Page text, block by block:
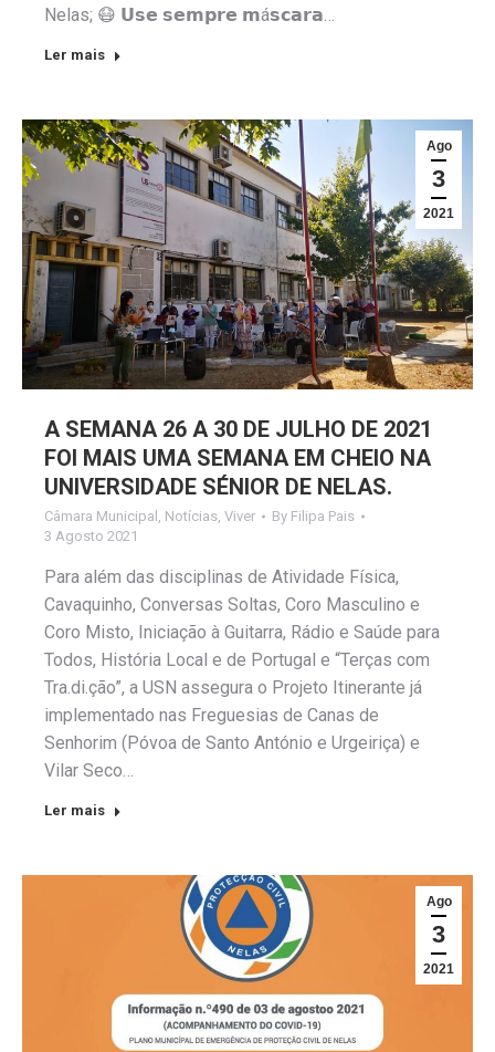
Nelas; 😷 𝗨𝘀𝗲 𝘀𝗲𝗺𝗽𝗿𝗲 𝗺á𝘀𝗰𝗮𝗿𝗮…
Ler mais
Ago
3
2021
A SEMANA 26 A 30 DE JULHO DE 2021
FOI MAIS UMA SEMANA EM CHEIO NA
UNIVERSIDADE SÉNIOR DE NELAS.
Câmara Municipal , Notícias, Viver By Filipa Pais
3 Agosto 2021
Para além das disciplinas de Atividade Física,
Cavaquinho, Conversas Soltas, Coro Masculino e
Coro Misto, Iniciação à Guitarra, Rádio e Saúde para
Todos, História Local e de Portugal e “Terças com
Tra.di.ção”, a USN assegura o Projeto Itinerante já
implementado nas Freguesias de Canas de
Senhorim (Póvoa de Santo António e Urgeiriça) e
Vilar Seco…
Ler mais
Ago
3
2021